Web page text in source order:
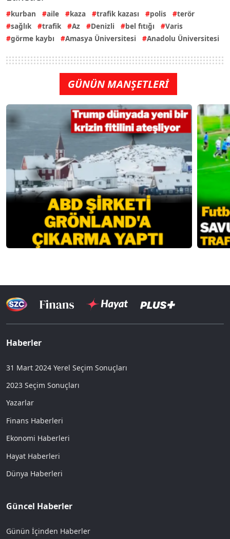
kurban aile kaza trafik kazası polis
terör
sağlık
trafik Az Denizli bel fıtığı
Varis
görme kaybı
Amasya Üniversitesi Anadolu Üniversitesi
GÜNÜN MANŞETLERİ
Haberler
31 Mart 2024 Yerel Seçim Sonuçları
2023 Seçim Sonuçları
Yazarlar
Finans Haberleri
Ekonomi Haberleri
Hayat Haberleri
Dünya Haberleri
Güncel Haberler
Günün İçinden Haberler